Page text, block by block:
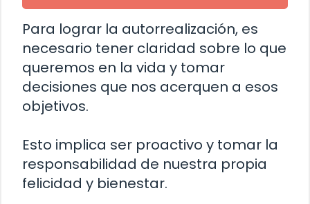
Para lograr la autorrealización, es
necesario tener claridad sobre lo que
queremos en la vida y tomar
decisiones que nos acerquen a esos
objetivos.
Esto implica ser proactivo y tomar la
responsabilidad de nuestra propia
felicidad y bienestar.